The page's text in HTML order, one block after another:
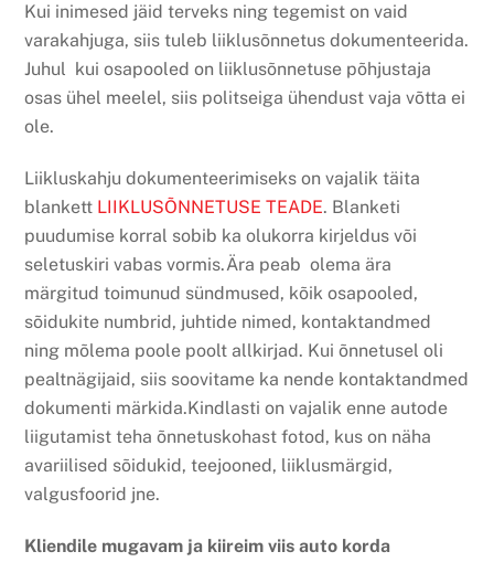
Kui inimesed jäid terveks ning tegemist on vaid
varakahjuga, siis tuleb liiklusõnnetus dokumenteerida.
Juhul kui osapooled on liiklusõnnetuse põhjustaja
osas ühel meelel, siis politseiga ühendust vaja võtta ei
ole.
Liikluskahju dokumenteerimiseks on vajalik täita
blankett LIIKLUSÕNNETUSE TEADE. Blanketi
puudumise korral sobib ka olukorra kirjeldus või
seletuskiri vabas vormis.Ära peab olema ära
märgitud toimunud sündmused, kõik osapooled,
sõidukite numbrid, juhtide nimed, kontaktandmed
ning mõlema poole poolt allkirjad. Kui õnnetusel oli
pealtnägijaid, siis soovitame ka nende kontaktandmed
dokumenti märkida.Kindlasti on vajalik enne autode
liigutamist teha õnnetuskohast fotod, kus on näha
avariilised sõidukid, teejooned, liiklusmärgid,
valgusfoorid jne.
Kliendile mugavam ja kiireim viis auto korda